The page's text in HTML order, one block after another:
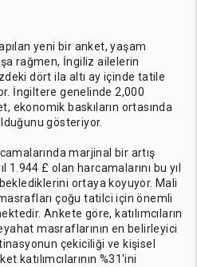
yeni bir anket, yaşam
rağmen, İngiliz ailelerin
dört ila altı ay içinde tatile
İngiltere genelinde 2,000
ekonomik baskıların ortasında
gösteriyor.
marjinal bir artış
£ olan harcamalarını bu yıl
ortaya koyuyor. Mali
çoğu tatilci için önemli
Ankete göre, katılımcıların
masraflarının en belirleyici
çekiciliği ve kişisel
katılımcılarının %31'ini